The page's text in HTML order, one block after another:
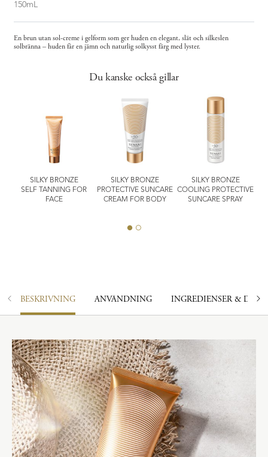
150mL
En brun utan sol-creme i gelform som ger huden en elegant, slät och silkeslen
solbränna – huden får en jämn och naturlig solkysst färg med lyster.
Du kanske också gillar
SILKY BRONZE
SELF TANNING FOR
FACE
SILKY BRONZE
PROTECTIVE SUNCARE
CREAM FOR BODY
SILKY BRONZE
COOLING PROTECTIVE
SUNCARE SPRAY
BESKRIVNING ANVÄNDNING INGREDIENSER & DOFT